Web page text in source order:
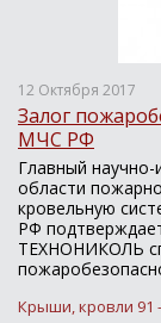
12 Октября 2017
Залог
МЧС РФ
Главный научно-
области
кровельную
РФ
ТЕХНОНИКОЛЬ
Крыши, кровли 91